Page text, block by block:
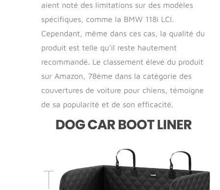
aient noté des limitations sur des modèles
spécifiques, comme la BMW 118i LCI.
Cependant, même dans ces cas, la qualité du
produit est telle qu’il reste hautement
recommandé. Le classement élevé du produit
sur Amazon, 78ème dans la catégorie des
couvertures de voiture pour chiens, témoigne
de sa popularité et de son efficacité.